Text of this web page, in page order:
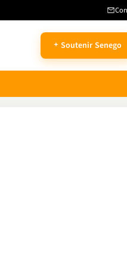
Soutenir Senego